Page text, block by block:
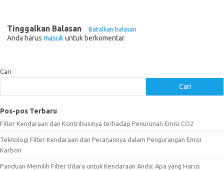
Tinggalkan Balasan Batalkan balasan
Anda harus masukuntuk berkomentar.
Cari
Cari
Pos-pos Terbaru
Filter Kendaraan dan Kontribusinya terhadap Penurunan Emisi CO2
Teknologi Filter Kendaraan dan Peranannya dalam Pengurangan Emisi
Karbon
Panduan Memilih Filter Udara untuk Kendaraan Anda: Apa yang Harus